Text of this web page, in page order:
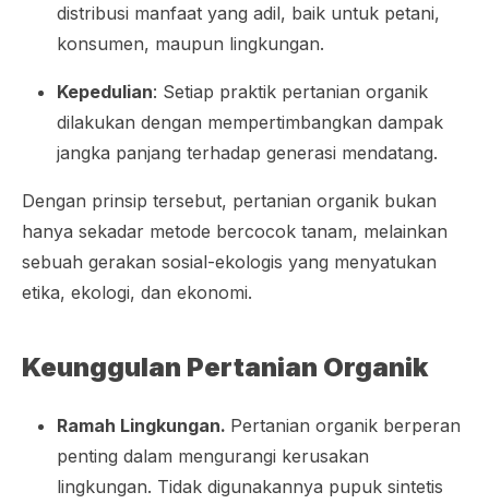
distribusi manfaat yang adil, baik untuk petani,
konsumen, maupun lingkungan.
Kepedulian: Setiap praktik pertanian organik
dilakukan dengan mempertimbangkan dampak
jangka panjang terhadap generasi mendatang.
Dengan prinsip tersebut, pertanian organik bukan
hanya sekadar metode bercocok tanam, melainkan
sebuah gerakan sosial-ekologis yang menyatukan
etika, ekologi, dan ekonomi.
Keunggulan Pertanian Organik
Ramah Lingkungan. Pertanian organik berperan
penting dalam mengurangi kerusakan
lingkungan. Tidak digunakannya pupuk sintetis